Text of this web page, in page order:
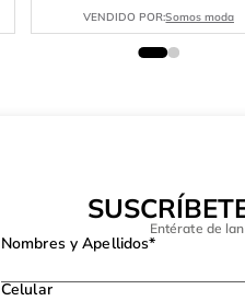
VENDIDO POR:Somos moda
Entérate de
Nombres y Apellidos*
Celular